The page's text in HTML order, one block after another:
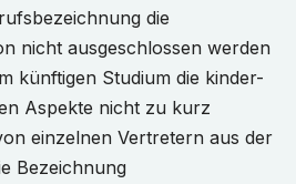
die
nicht ausgeschlossen werden
künftigen Studium die kinder-
Aspekte nicht zu kurz
einzelnen Vertretern aus der
Bezeichnung